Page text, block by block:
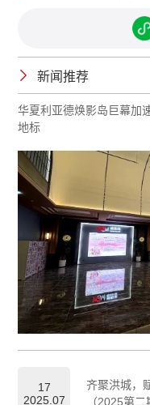
新闻推荐
华夏利亚德焕影岛巨幕加
地标
17
2025.07
齐聚洪城，
（2025第二